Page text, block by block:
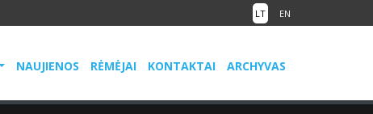
LT EN
NAUJIENOS RĖMĖJAI KONTAKTAI ARCHYVAS